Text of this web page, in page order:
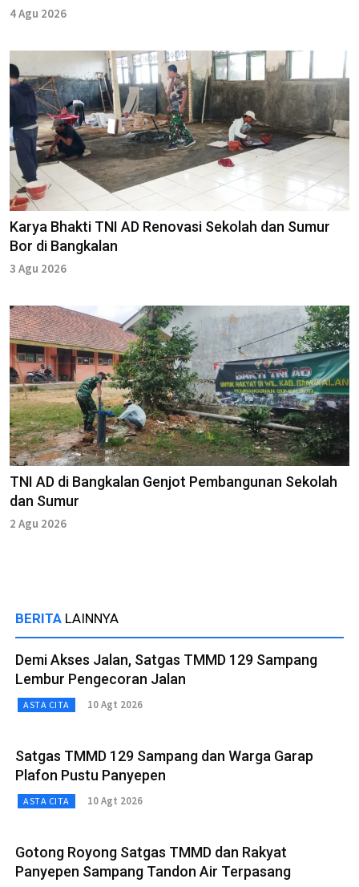
4 Agu 2026
Karya Bhakti TNI AD Renovasi Sekolah dan Sumur
Bor di Bangkalan
3 Agu 2026
TNI AD di Bangkalan Genjot Pembangunan Sekolah
dan Sumur
2 Agu 2026
BERITA LAINNYA
Demi Akses Jalan, Satgas TMMD 129 Sampang
Lembur Pengecoran Jalan
ASTA CITA 10 Agt 2026
Satgas TMMD 129 Sampang dan Warga Garap
Plafon Pustu Panyepen
ASTA CITA 10 Agt 2026
Gotong Royong Satgas TMMD dan Rakyat
Panyepen Sampang Tandon Air Terpasang